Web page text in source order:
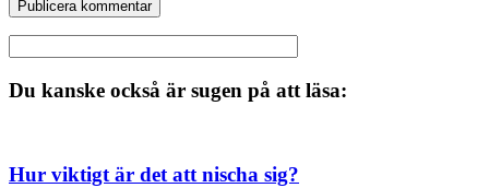
Du kanske också är sugen på att läsa:
Hur viktigt är det att nischa sig?